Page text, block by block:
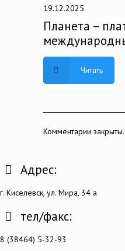
19.12.2025
Планета –
Читать
Комментарии закрыты.
Адрес:
г. Киселёвск, ул. Мира, 34 а
тел/факс:
8 (38464) 5-32-93